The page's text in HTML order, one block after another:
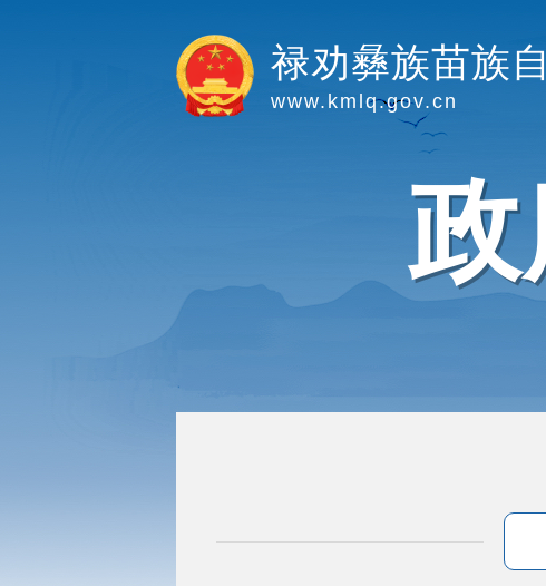
禄劝彝族苗族
www.kmlq.gov.cn